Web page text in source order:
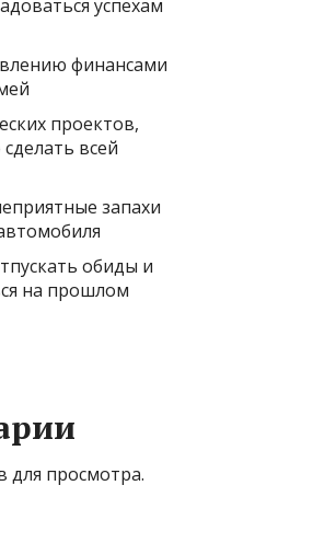
успехам
финансами
проектов,
всей
запахи
обиды и
на прошлом
для просмотра.